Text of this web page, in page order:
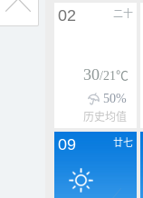
二十
02
30/21℃
50%
历史均值
廿七
09